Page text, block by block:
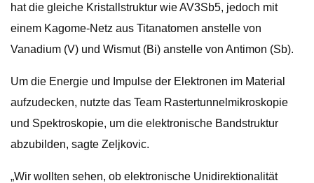
hat die gleiche Kristallstruktur wie AV3Sb5, jedoch mit
einem Kagome-Netz aus Titanatomen anstelle von
Vanadium (V) und Wismut (Bi) anstelle von Antimon (Sb).
Um die Energie und Impulse der Elektronen im Material
aufzudecken, nutzte das Team Rastertunnelmikroskopie
und Spektroskopie, um die elektronische Bandstruktur
abzubilden, sagte Zeljkovic.
„Wir wollten sehen, ob elektronische Unidirektionalität